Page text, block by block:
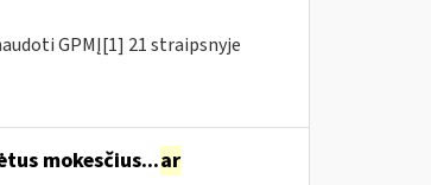
GPMĮ[1] 21 straipsnyje
mokesčius...ar